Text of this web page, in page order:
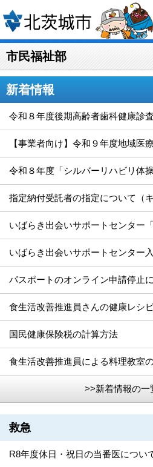
市民福祉部
新着情報
令和８年度後期高齢者歯科健康診
指定納付受託者の指定について（
パスポートのオンライン申請停止
食生活改善推進員さんの健康レシ
国民健康保険税の計算方法
食生活改善推進員による料理教室
>>新着情報の一
救急
R8年度休日・祝日の当番医につい